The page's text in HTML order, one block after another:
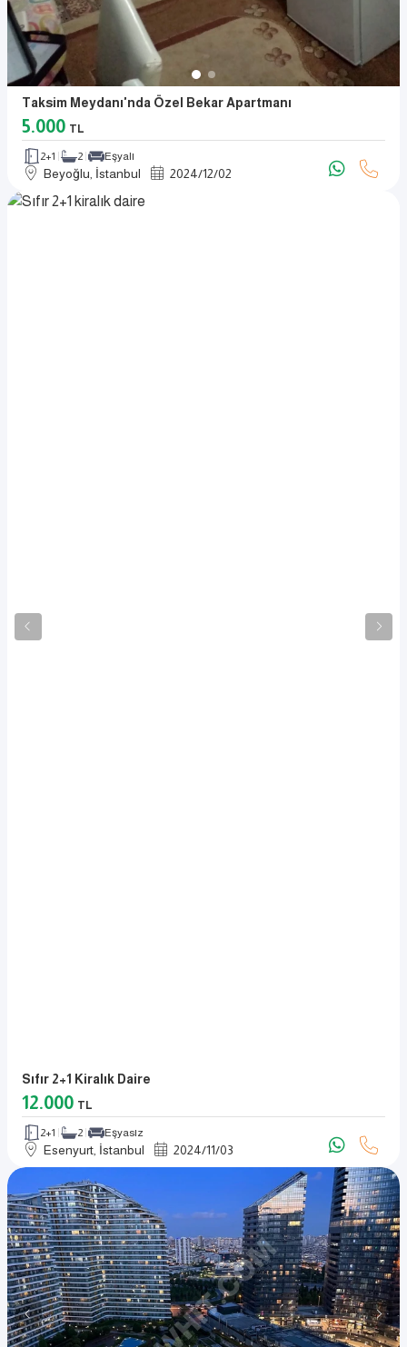
Taksim Meydanı'nda Özel Bekar Apartmanı
5.000 TL
2+1 2 Eşyalı
Beyoğlu, İstanbul 2024/12/02
Sıfır 2+1 Kiralık Daire
12.000 TL
2+1 2 Eşyasız
Esenyurt, İstanbul 2024/11/03